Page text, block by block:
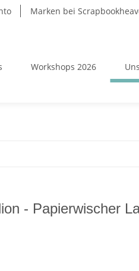
Marken bei
Workshops 2026
- Papierwischer